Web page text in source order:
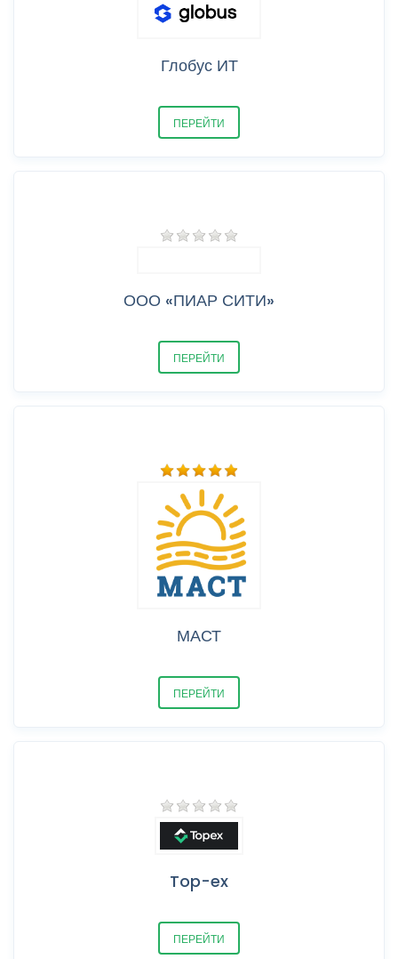
Глобус ИТ
ПЕРЕЙТИ
ООО «ПИАР СИТИ»
ПЕРЕЙТИ
МАСТ
ПЕРЕЙТИ
Top-ex
ПЕРЕЙТИ